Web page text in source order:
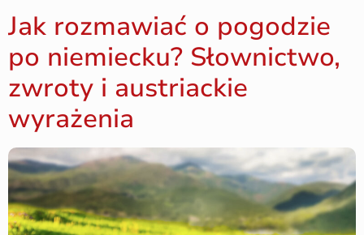
Jak rozmawiać o pogodzie
po niemiecku? Słownictwo,
zwroty i austriackie
wyrażenia